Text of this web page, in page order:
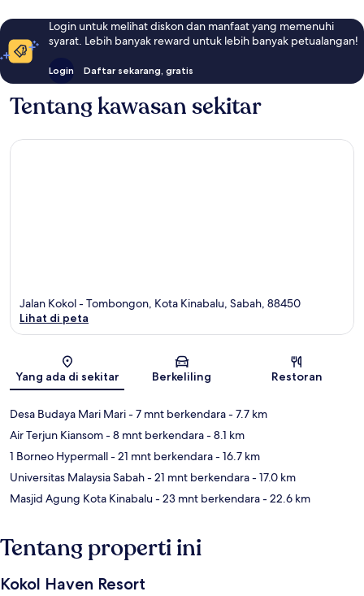
Login untuk melihat diskon dan manfaat yang memenuhi
syarat. Lebih banyak reward untuk lebih banyak petualangan!
Login Daftar sekarang, gratis
Tentang kawasan sekitar
Peta
Jalan Kokol - Tombongon, Kota Kinabalu, Sabah, 88450
Lihat di peta
Yang ada di sekitar Berkeliling Restoran
Desa Budaya Mari Mari- 7 mnt berkendara- 7.7 km
Air Terjun Kiansom- 8 mnt berkendara- 8.1 km
1 Borneo Hypermall- 21 mnt berkendara- 16.7 km
Universitas Malaysia Sabah- 21 mnt berkendara- 17.0 km
Masjid Agung Kota Kinabalu- 23 mnt berkendara- 22.6 km
Tentang properti ini
Kokol Haven Resort